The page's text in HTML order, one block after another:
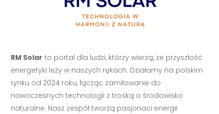
RM Solar to portal dla ludzi, którzy wierzą, że przyszłość
energetyki leży w naszych rękach. Działamy na polskim
rynku od 2024 roku, łącząc zamiłowanie do
nowoczesnych technologii z troską o środowisko
naturalne. Nasz zespół tworzą pasjonaci energii